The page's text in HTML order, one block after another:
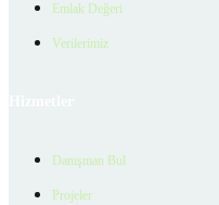
Emlak Değeri
Verilerimiz
Danışman Bul
Projeler